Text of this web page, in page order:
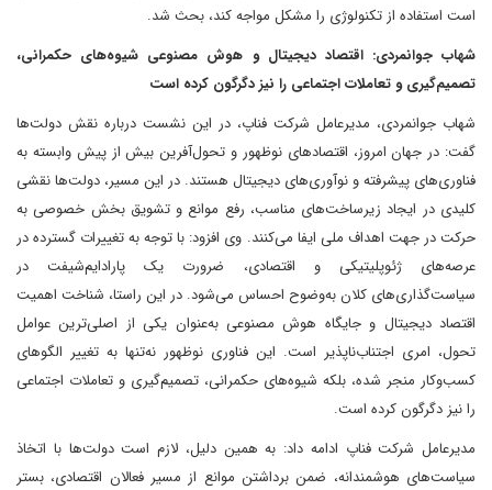
است استفاده از تکنولوژی را مشکل مواجه کند، بحث شد.
شهاب جوانمردی: اقتصاد دیجیتال و هوش مصنوعی شیوه‌های حکمرانی،
تصمیم‌گیری و تعاملات اجتماعی را نیز دگرگون کرده است
شهاب جوانمردی، مدیرعامل شرکت فناپ، در این نشست درباره نقش دولت‌ها
گفت: در جهان امروز، اقتصادهای نوظهور و تحول‌آفرین بیش از پیش وابسته به
فناوری‌های پیشرفته و نوآوری‌های دیجیتال هستند. در این مسیر، دولت‌ها نقشی
کلیدی در ایجاد زیرساخت‌های مناسب، رفع موانع و تشویق بخش خصوصی به
حرکت در جهت اهداف ملی ایفا می‌کنند. وی افزود: با توجه به تغییرات گسترده در
عرصه‌های ژئوپلیتیکی و اقتصادی، ضرورت یک پارادایم‌شیفت در
سیاست‌گذاری‌های کلان به‌وضوح احساس می‌شود. در این راستا، شناخت اهمیت
اقتصاد دیجیتال و جایگاه هوش مصنوعی به‌عنوان یکی از اصلی‌ترین عوامل
تحول، امری اجتناب‌ناپذیر است. این فناوری نوظهور نه‌تنها به تغییر الگوهای
کسب‌وکار منجر شده، بلکه شیوه‌های حکمرانی، تصمیم‌گیری و تعاملات اجتماعی
را نیز دگرگون کرده است.
مدیرعامل شرکت فناپ ادامه داد: به همین دلیل، لازم است دولت‌ها با اتخاذ
سیاست‌های هوشمندانه، ضمن برداشتن موانع از مسیر فعالان اقتصادی، بستر